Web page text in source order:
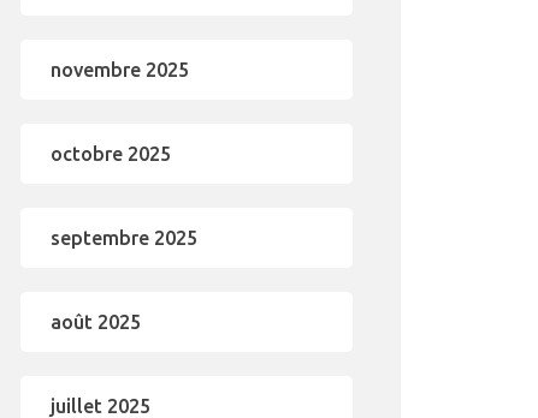
novembre 2025
octobre 2025
septembre 2025
août 2025
juillet 2025